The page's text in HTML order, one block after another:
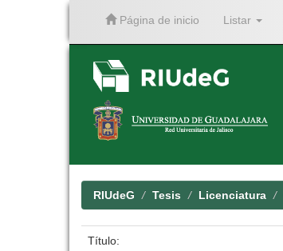
Página de inicio Listar
RIUdeG Tesis Licenciatura
Título: